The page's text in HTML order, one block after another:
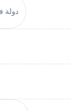
دولة